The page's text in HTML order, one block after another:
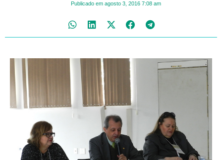
Publicado em agosto 3, 2016 7:08 am